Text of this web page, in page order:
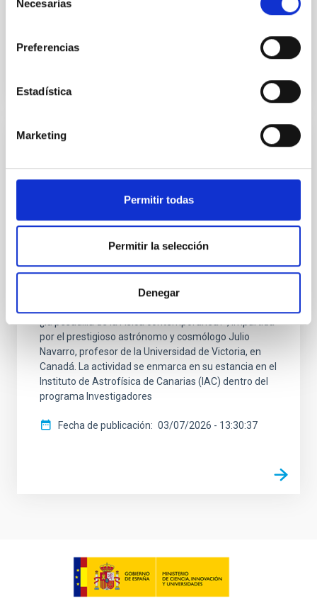
Necesarias
Preferencias
Estadística
Marketing
Permitir todas
Permitir la selección
Denegar
descubrir, por un lado, cómo se estudia la
El cosmólogo Julio Navarro ofrecerá una
de la Física moderna
del programa Investigadores Visitantes Fundación
Occident, analizará las incógnitas que aún rodean al
origen y la evolución del Universo. El próximo 10 de
julio, a las 17:00 horas, el Museo de la Ciencia y el
¿la pesadilla de la Física contemporánea?”, impartida
por el prestigioso astrónomo y cosmólogo Julio
Navarro, profesor de la Universidad de Victoria, en
Canadá. La actividad se enmarca en su estancia en el
Instituto de Astrofísica de Canarias (IAC) dentro del
programa Investigadores
Fecha de publicación 03/07/2026 - 13:30:37